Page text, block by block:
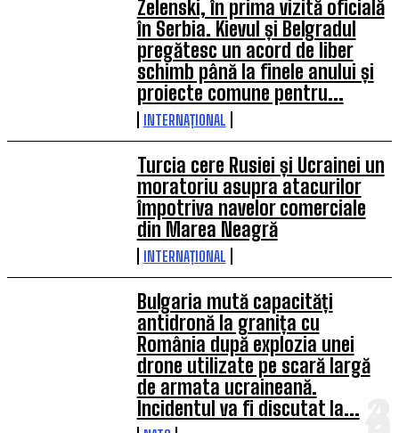
Zelenski, în prima vizită oficială
în Serbia. Kievul și Belgradul
pregătesc un acord de liber
schimb până la finele anului și
proiecte comune pentru...
INTERNAȚIONAL
Turcia cere Rusiei și Ucrainei un
moratoriu asupra atacurilor
împotriva navelor comerciale
din Marea Neagră
INTERNAȚIONAL
Bulgaria mută capacități
antidronă la granița cu
România după explozia unei
drone utilizate pe scară largă
de armata ucraineană.
Incidentul va fi discutat la...